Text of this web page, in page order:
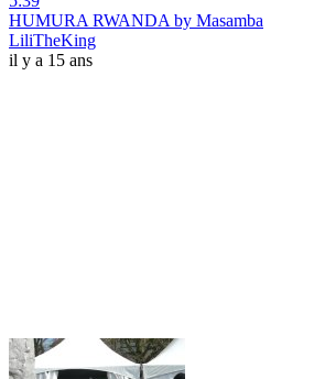
HUMURA RWANDA by Masamba
LiliTheKing
il y a 15 ans